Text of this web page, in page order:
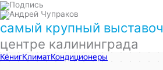
самый крупный
центре калининграда
КёнигКлимат
Кондиционеры в Калининграде